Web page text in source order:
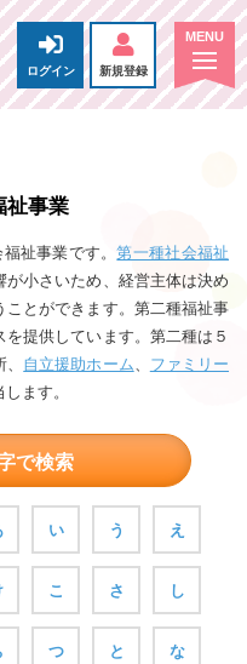
ログイン 新規登録
祉事業
祉事業です。第一種社会福祉
小さいため、経営主体は決め
ことができます。第二種福祉事
提供しています。第二種は５
自立援助ホーム、 ファミリー
ます。
で検索
い う え
こ さ し
つ と な